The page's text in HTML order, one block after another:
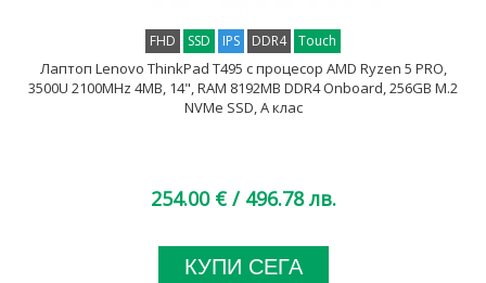
FHD SSD IPS DDR4 Touch
Лаптоп Lenovo ThinkPad T495 с процесор AMD Ryzen 5 PRO,
3500U 2100MHz 4MB, 14", RAM 8192MB DDR4 Onboard, 256GB M.2
NVMe SSD, A клас
254.00 € / 496.78 лв.
КУПИ СЕГА